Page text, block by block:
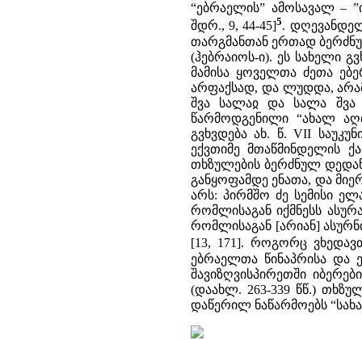
“ებრაელის” ამოსავალ –
შდრ., 9, 44-45]5.
თარგმანთან ერთად
(ჰებრაიოს-ი). ეს სახელი
მამისა ყოველთა ძეთა
არფაქსად, და ლუდდა,
შვა სალაჲ და სალა შვა
წარმოდგენილი “ახალ
გვხვდება ახ. წ. VII
ექვთიმე მთაწმინდელის
თხზულების ბერძნულ
განყოფამდე ენათა, და
არს: პირმშო ძე სემისი
რომლისაგან იქმნესს
რომლისაგან [არიან]
[13, 171]. როგორც
ებრაელთა წინაპრისა და
შავიზღვისპირეთში
(დაახლ. 263-339 წწ.)
დაწერილ ნაწარმოებს